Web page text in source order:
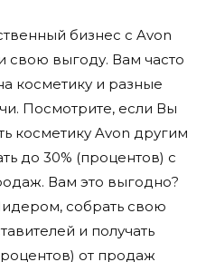
бизнес с Avon
свою выгоду. Вам часто
косметику и разные
Посмотрите, если Вы
косметику Avon другим
до 30% (процентов) с
Вам это выгодно?
собрать свою
и получать
от продаж